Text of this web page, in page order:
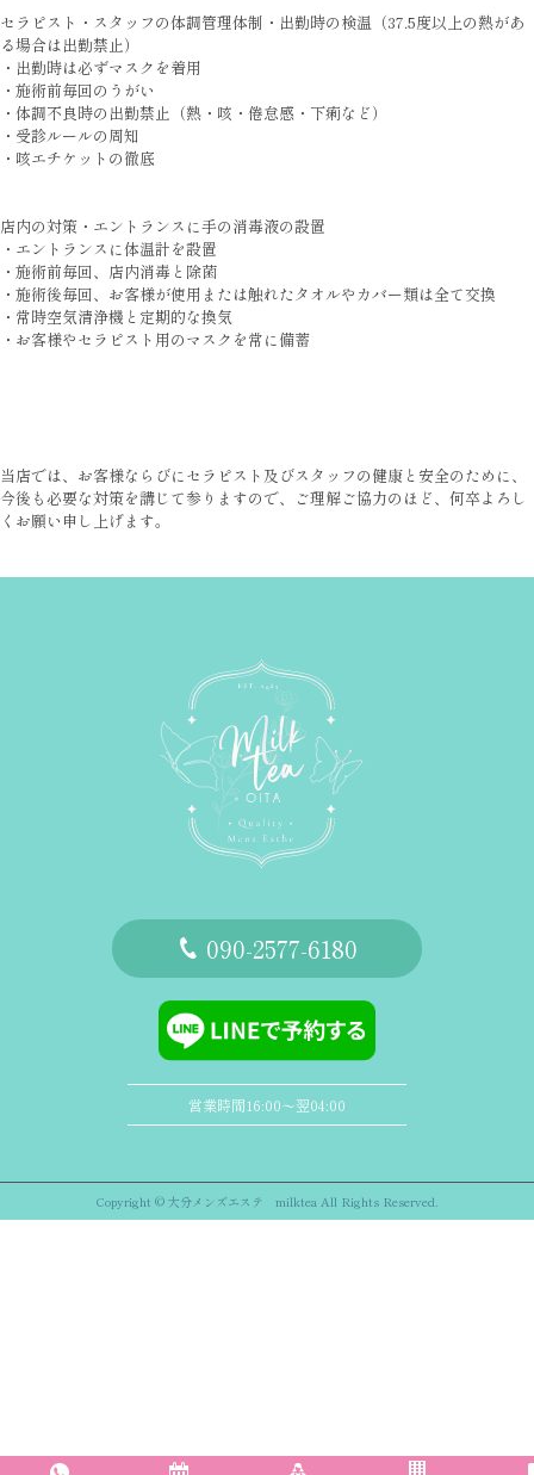
セラピスト・スタッフの体調管理体制・出勤時の検温（37.5度以上の熱があ
る場合は出勤禁止）
・出勤時は必ずマスクを着用
・施術前毎回のうがい
・体調不良時の出勤禁止（熱・咳・倦怠感・下痢など）
・受診ルールの周知
・咳エチケットの徹底
店内の対策・エントランスに手の消毒液の設置
・エントランスに体温計を設置
・施術前毎回、店内消毒と除菌
・施術後毎回、お客様が使用または触れたタオルやカバー類は全て交換
・常時空気清浄機と定期的な換気
・お客様やセラピスト用のマスクを常に備蓄
当店では、お客様ならびにセラピスト及びスタッフの健康と安全のために、
今後も必要な対策を講じて参りますので、ご理解ご協力のほど、何卒よろし
くお願い申し上げます。
‭090-2577-6180
営業時間16:00〜翌04:00
Copyright © 大分メンズエステ milktea All Rights Reserved.